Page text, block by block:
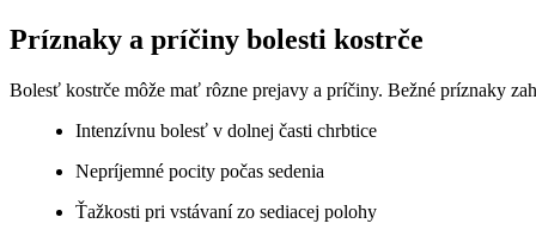
Príznaky a príčiny bolesti kostrče
Bolesť kostrče môže mať rôzne prejavy a príčiny. Bežné príznaky
Intenzívnu bolesť v dolnej časti chrbtice
Nepríjemné pocity počas sedenia
Ťažkosti pri vstávaní zo sediacej polohy